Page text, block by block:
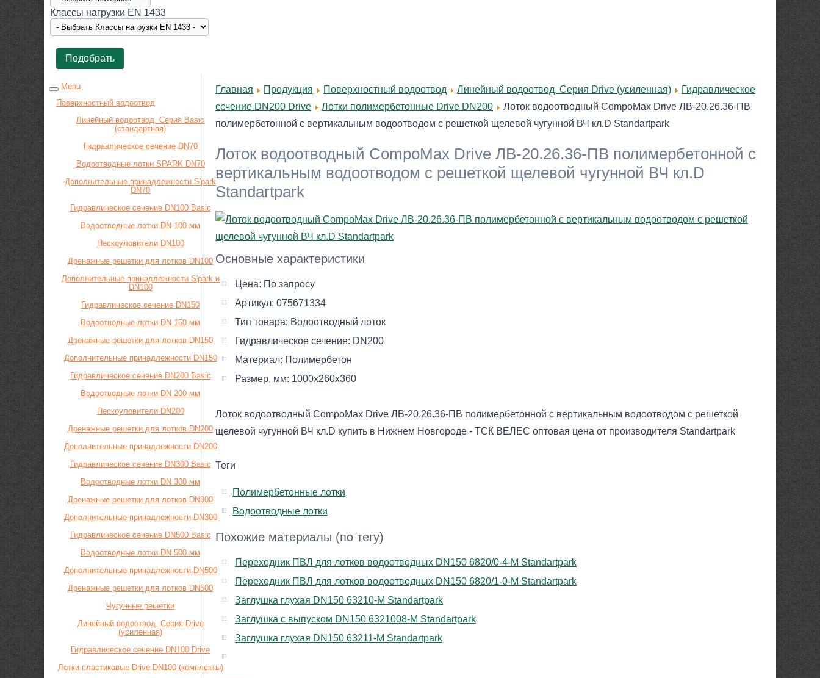
Класcы нагрузки EN 1433
Menu
Поверхностный водоотвод
Линейный водоотвод. Серия Basic
(стандартная)
Гидравлическое сечение DN70
Водоотводные лотки SPARK DN70
Дополнительные принадлежности S'park
DN70
Гидравлическое сечение DN100 Basic
Водоотводные лотки DN 100 мм
Пескоуловители DN100
Дренажные решетки для лотков DN100
Дополнительные принадлежности S'park и
DN100
Гидравлическое сечение DN150
Водоотводные лотки DN 150 мм
Дренажные решетки для лотков DN150
Дополнительные принадлежности DN150
Гидравлическое сечение DN200 Basic
Водоотводные лотки DN 200 мм
Пескоуловители DN200
Дренажные решетки для лотков DN200
Дополнительные принадлежности DN200
Гидравлическое сечение DN300 Basic
Водоотводные лотки DN 300 мм
Дренажные решетки для лотков DN300
Дополнительные принадлежности DN300
Гидравлическое сечение DN500 Basic
Водоотводные лотки DN 500 мм
Дополнительные принадлежности DN500
Дренажные решетки для лотков DN500
Чугунные решетки
Линейный водоотвод. Серия Drive
(усиленная)
Гидравлическое сечение DN100 Drive
Лотки пластиковые Drive DN100 (комплекты)
Главная Продукция Поверхностный водоотвод Линейный водоотвод. Серия Drive (усиленная)
Гидравлическое
сечение DN200 Drive
Лотки полимербетонные Drive DN200
Лоток водоотводный CompoMax Drive ЛВ-20.26.36-ПВ
полимербетонной с вертикальным водоотводом с решеткой щелевой чугунной ВЧ кл.D Standartpark
Лоток водоотводный CompoMax Drive ЛВ-20.26.36-ПВ полимербетонной с
вертикальным водоотводом с решеткой щелевой чугунной ВЧ кл.D
Standartpark
Основные характеристики
Цена: По запросу
Артикул: 075671334
Тип товара: Водоотводный лоток
Гидравлическое сечение: DN200
Материал: Полимербетон
Размер, мм: 1000х260х360
Лоток водоотводный CompoMax Drive ЛВ-20.26.36-ПВ полимербетонной с вертикальным водоотводом с решеткой
щелевой чугунной ВЧ кл.D купить в Нижнем Новгороде - ТСК ВЕЛЕС оптовая цена от производителя Standartpark
Теги
Полимербетонные лотки
Водоотводные лотки
Похожие материалы (по тегу)
Переходник ПВЛ для лотков водоотводных DN150 6820/0-4-М Standartpark
Переходник ПВЛ для лотков водоотводных DN150 6820/1-0-М Standartpark
Заглушка глухая DN150 63210-М Standartpark
Заглушка с выпуском DN150 6321008-М Standartpark
Заглушка глухая DN150 63211-М Standartpark